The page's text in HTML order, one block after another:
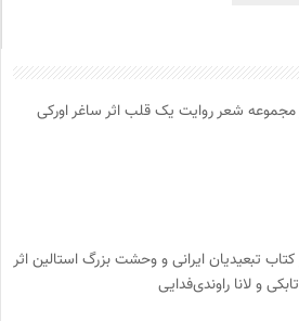
مجموعه شعر روایت یک قلب اثر ساغر اورکی
کتاب تبعیدیان ایرانی و وحشت بزرگ استالین اثر
و لانا راوندی‌فدایی